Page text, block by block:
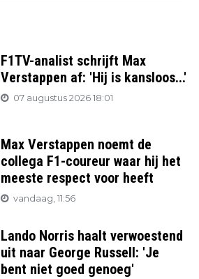
F1TV-analist schrijft Max
Verstappen af: 'Hij is kansloos...'
07 augustus 2026 18:01
Max Verstappen noemt de
collega F1-coureur waar hij het
meeste respect voor heeft
vandaag, 11:56
Lando Norris haalt verwoestend
uit naar George Russell: 'Je
bent niet goed genoeg'